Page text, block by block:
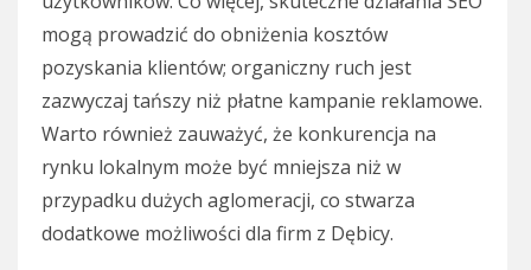
mogą prowadzić do obniżenia kosztów
pozyskania klientów; organiczny ruch jest
zazwyczaj tańszy niż płatne kampanie reklamowe.
Warto również zauważyć, że konkurencja na
rynku lokalnym może być mniejsza niż w
przypadku dużych aglomeracji, co stwarza
dodatkowe możliwości dla firm z Dębicy.